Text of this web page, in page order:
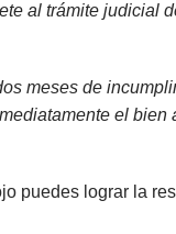
al trámite judicial
meses de
el
puedes lograr la